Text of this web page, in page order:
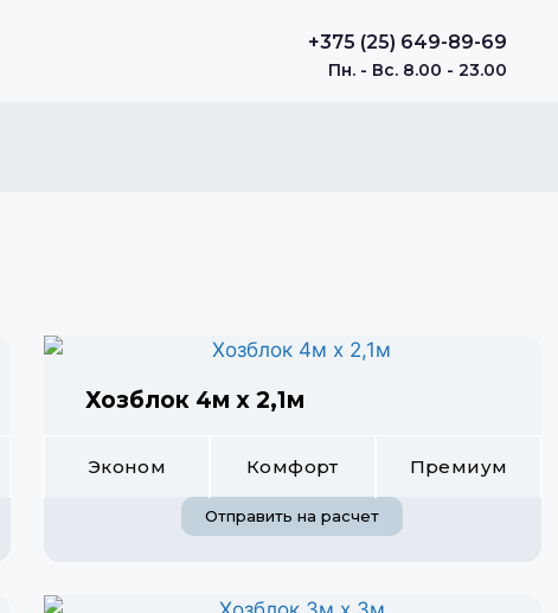
+375 (25) 649-89-69
Пн. - Вс. 8.00 - 23.00
Хозблок 4м х 2,1м
Эконом Комфорт Премиум
Отправить на расчет